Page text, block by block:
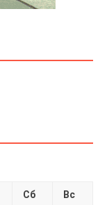
Сб Вс